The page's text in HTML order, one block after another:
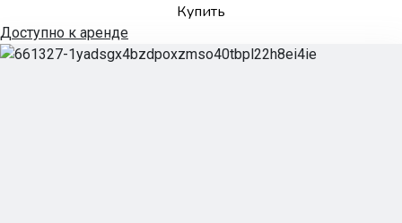
Купить
Доступно к аренде